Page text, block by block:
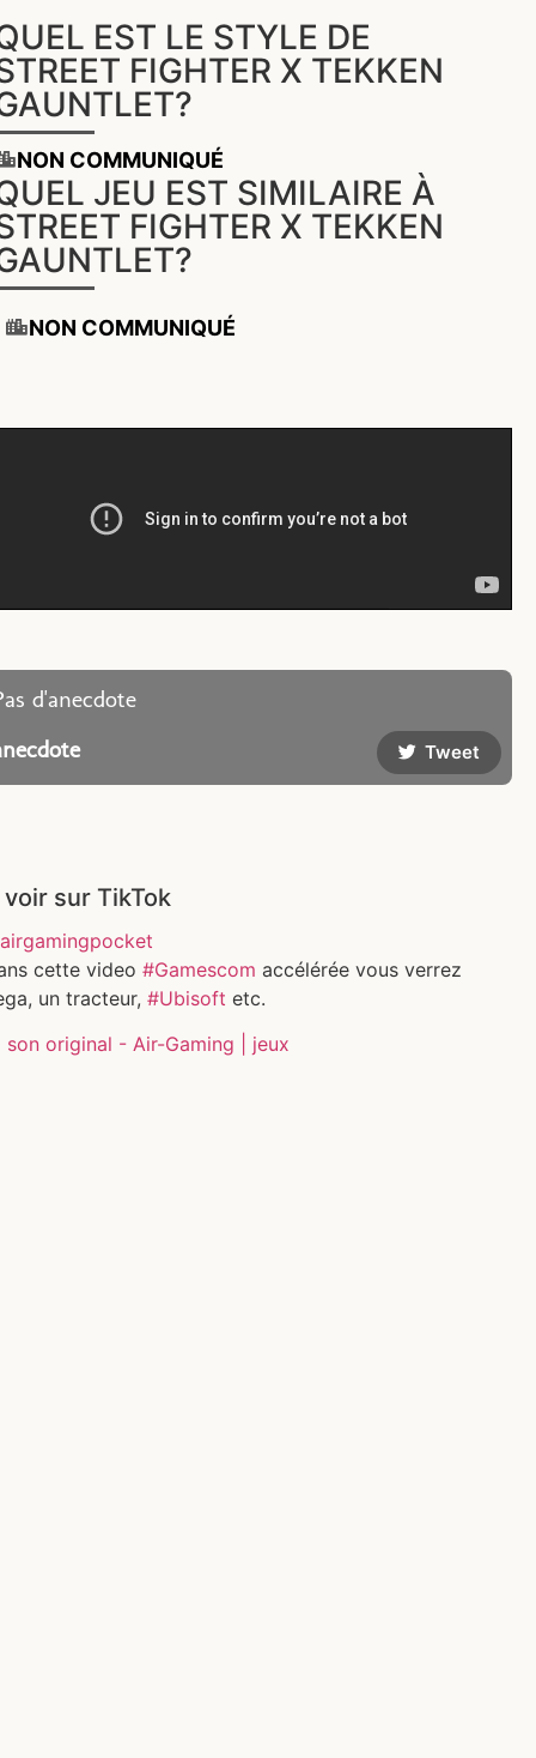
EST LE STYLE DE
FIGHTER X TEKKEN
NON COMMUNIQUÉ
JEU EST SIMILAIRE À
FIGHTER X TEKKEN
NON COMMUNIQUÉ
d'anecdote
Tweet
voir sur TikTok
cette video #Gamescom accélérée vous verrez
un tracteur, #Ubisoft etc.
original - Air-Gaming | jeux